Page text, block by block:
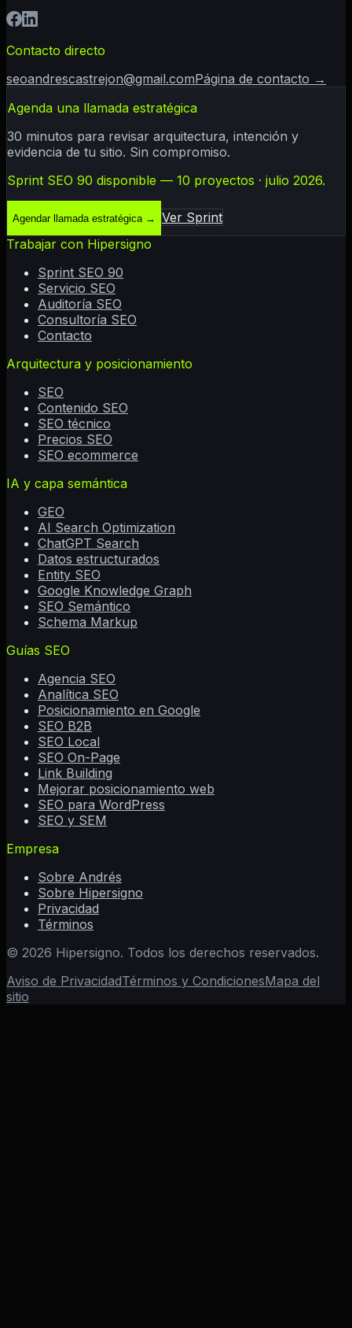
Contacto directo
seoandrescastrejon@gmail.comPágina de contacto →
Agenda una llamada estratégica
30 minutos para revisar arquitectura, intención y
evidencia de tu sitio. Sin compromiso.
Sprint SEO 90 disponible — 10 proyectos · julio 2026.
Agendar llamada estratégica →
Ver Sprint
Trabajar con Hipersigno
Sprint SEO 90
Servicio SEO
Auditoría SEO
Consultoría SEO
Contacto
Arquitectura y posicionamiento
SEO
Contenido SEO
SEO técnico
Precios SEO
SEO ecommerce
IA y capa semántica
GEO
AI Search Optimization
ChatGPT Search
Datos estructurados
Entity SEO
Google Knowledge Graph
SEO Semántico
Schema Markup
Guías SEO
Agencia SEO
Analítica SEO
Posicionamiento en Google
SEO B2B
SEO Local
SEO On-Page
Link Building
Mejorar posicionamiento web
SEO para WordPress
SEO y SEM
Empresa
Sobre Andrés
Sobre Hipersigno
Privacidad
Términos
© 2026 Hipersigno. Todos los derechos reservados.
Aviso de PrivacidadTérminos y CondicionesMapa del
sitio